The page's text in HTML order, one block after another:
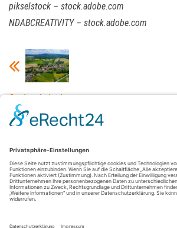
pikselstock – stock.adobe.com
NDABCREATIVITY – stock.adobe.com
Stadttrubel oder
Landleben –
wohnen auf dem
Dorf oder in der
Datenschutz